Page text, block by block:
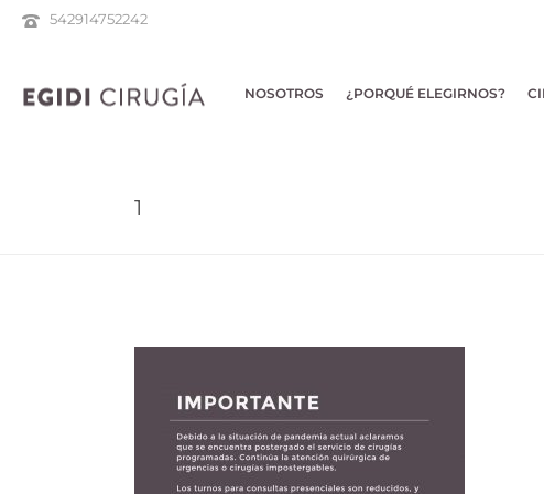
542914752242
NOSOTROS ¿PORQUÉ ELEGIRNOS?
1